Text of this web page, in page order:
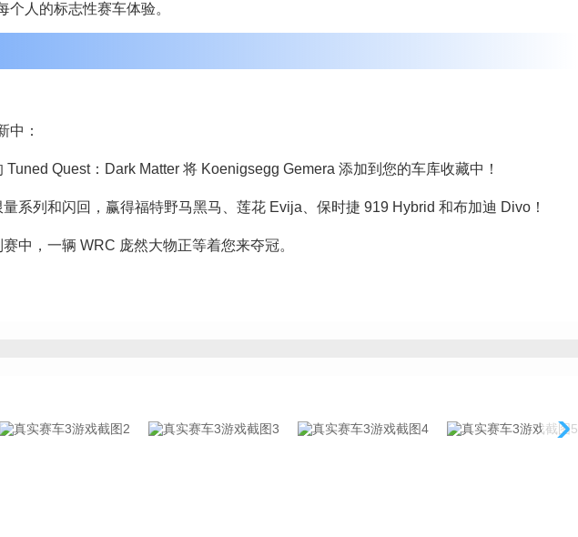
个人的标志性赛车体验。
中：
Quest：Dark Matter 将 Koenigsegg Gemera 添加到您的车库收藏中！
系列和闪回，赢得福特野马黑马、莲花 Evija、保时捷 919 Hybrid 和布加迪 Divo！
中，一辆 WRC 庞然大物正等着您来夺冠。